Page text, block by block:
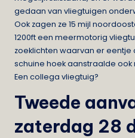
gedaan van vliegtuigen
Ook zagen ze 15 mijl
1200ft een meermotorig
zoeklichten waarvan er eentje
schuine hoek aanstraalde ook
Een collega vliegtuig?
Tweede
zaterdag 28